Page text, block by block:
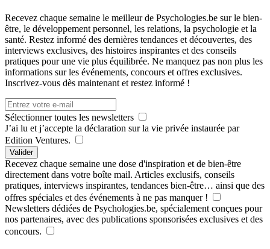
Recevez chaque semaine le meilleur de Psychologies.be sur le bien-
être, le développement personnel, les relations, la psychologie et la
santé. Restez informé des dernières tendances et découvertes, des
interviews exclusives, des histoires inspirantes et des conseils
pratiques pour une vie plus équilibrée. Ne manquez pas non plus les
informations sur les événements, concours et offres exclusives.
Inscrivez-vous dès maintenant et restez informé !
Sélectionner toutes les newsletters
J’ai lu et j’accepte la déclaration sur la vie privée instaurée par
Edition Ventures.
Valider
Recevez chaque semaine une dose d'inspiration et de bien-être
directement dans votre boîte mail. Articles exclusifs, conseils
pratiques, interviews inspirantes, tendances bien-être… ainsi que des
offres spéciales et des événements à ne pas manquer !
Newsletters dédiées de Psychologies.be, spécialement conçues pour
nos partenaires, avec des publications sponsorisées exclusives et des
concours.